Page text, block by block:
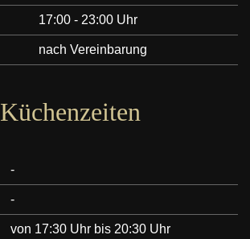
17:00 - 23:00 Uhr
nach Vereinbarung
Küchenzeiten
-
-
von 17:30 Uhr bis 20:30 Uhr